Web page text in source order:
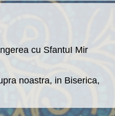
cu SfantuI Mir
noastra, in Biserica,